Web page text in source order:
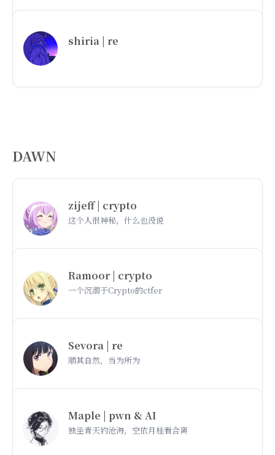
shiria | re
DAWN
zijeff | crypto
这个人很神秘，什么也没说
Ramoor | crypto
一个沉溺于Crypto的ctfer
Sevora | re
顺其自然，当为所为
Maple | pwn & AI
独坐青天钓沧海，空依月桂看合离